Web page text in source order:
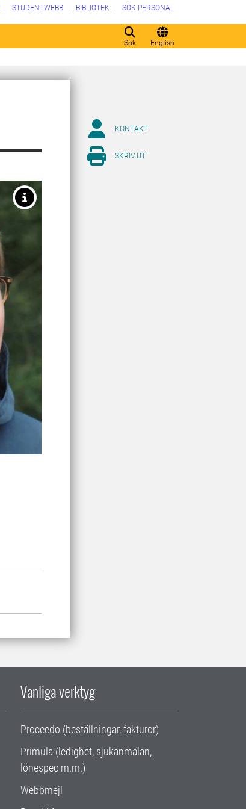
Sök English
STUDENTWEBB BIBLIOTEK SÖK PERSONAL
KONTAKT
SKRIV UT
Vanliga verktyg
Proceedo (beställningar, fakturor)
Primula (ledighet, sjukanmälan,
lönespec m.m.)
Webbmejl